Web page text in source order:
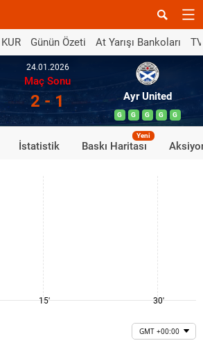
Günün Özeti At Yarışı Bankoları
24.01.2026
Maç Sonu
2 - 1 Ayr United
G G G G G
İstatistik Baskı Haritası
Yeni
15' 30'
GMT +00:00